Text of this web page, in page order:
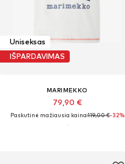
Uniseksas
IŠPARDAVIMAS
MARIMEKKO
79,90 €
Paskutinė mažiausia kaina:119,00 €-32%